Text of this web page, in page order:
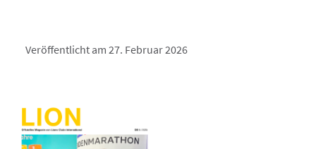
Veröffentlicht am 27. Februar 2026